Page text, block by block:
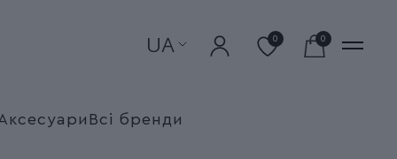
UA 0 0
Всі бренди